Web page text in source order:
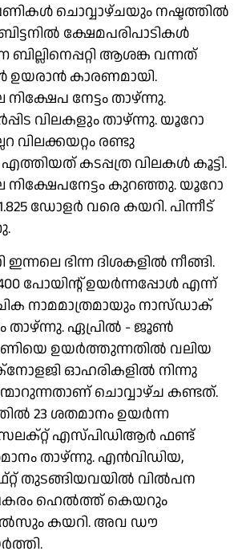
ചൊവ്വാഴ്ചയും നഷ്ടത്തിൽ
ക്ഷേമപരിപാടികൾ
ആശങ്ക വന്നത്
ഉയരാൻ കാരണമായി.
നിക്ഷേപ നേട്ടം താഴ്ന്നു.
വിലകളും താഴ്ന്നു. യൂറോ
വിലക്കയറ്റം രണ്ടു
കടപ്പത്ര വിലകൾ കൂട്ടി.
നിക്ഷേപനേട്ടം കുറഞ്ഞു. യൂറോ
ഡോളർ വരെ കയറി. പിന്നീട്
ഭിന്ന ദിശകളിൽ നീങ്ങി.
പോയിൻ്റ് ഉയർന്നപ്പോൾ എന്ന്
നാമമാത്രമായും നാസ്ഡാക്
താഴ്ന്നു. ഏപ്രിൽ - ജൂൺ
ഉയർത്തുന്നതിൽ വലിയ
ഓഹരികളിൽ നിന്നു
ചൊവ്വാഴ്ച കണ്ടത്.
23 ശതമാനം ഉയർന്ന
എസ്പിഡിആർ ഫണ്ട്
താഴ്ന്നു. എൻവിഡിയ,
തുടങ്ങിയവയിൽ വിൽപന
ഹെൽത്ത് കെയറും
കയറി. അവ ഡൗ